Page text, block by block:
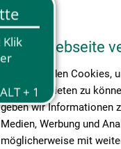
Diese Webseite
Wir verwenden
Medien anbieten zu
geben wir Informationen
Medien, Werbung und
möglicherweise mit